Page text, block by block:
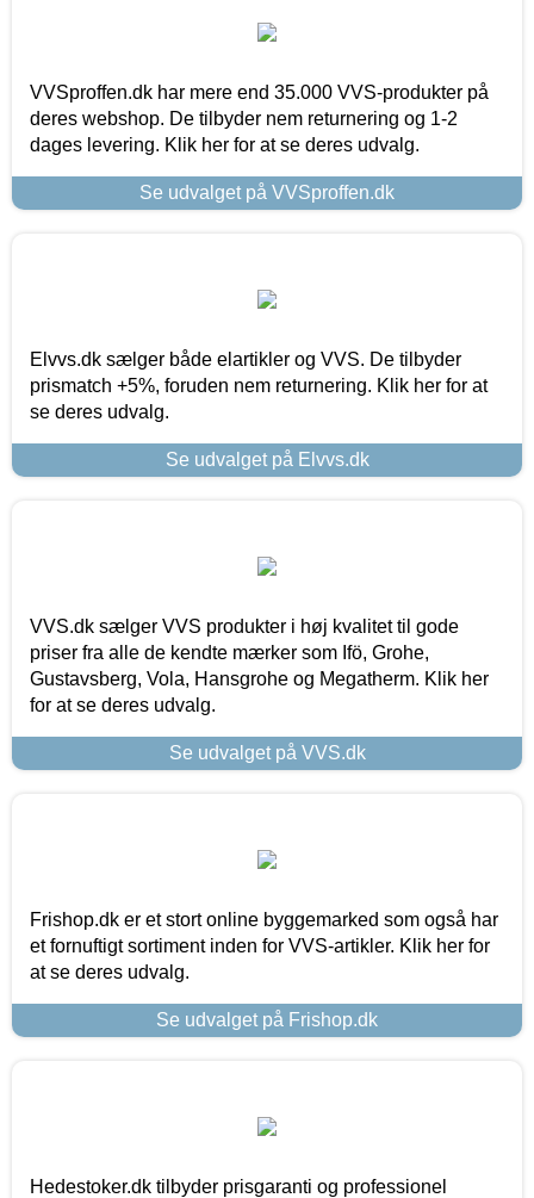
VVSproffen.dk har mere end 35.000 VVS-produkter på
deres webshop. De tilbyder nem returnering og 1-2
dages levering. Klik her for at se deres udvalg.
Se udvalget på VVSproffen.dk
Elvvs.dk sælger både elartikler og VVS. De tilbyder
prismatch +5%, foruden nem returnering. Klik her for at
se deres udvalg.
Se udvalget på Elvvs.dk
VVS.dk sælger VVS produkter i høj kvalitet til gode
priser fra alle de kendte mærker som Ifö, Grohe,
Gustavsberg, Vola, Hansgrohe og Megatherm. Klik her
for at se deres udvalg.
Se udvalget på VVS.dk
Frishop.dk er et stort online byggemarked som også har
et fornuftigt sortiment inden for VVS-artikler. Klik her for
at se deres udvalg.
Se udvalget på Frishop.dk
Hedestoker.dk tilbyder prisgaranti og professionel